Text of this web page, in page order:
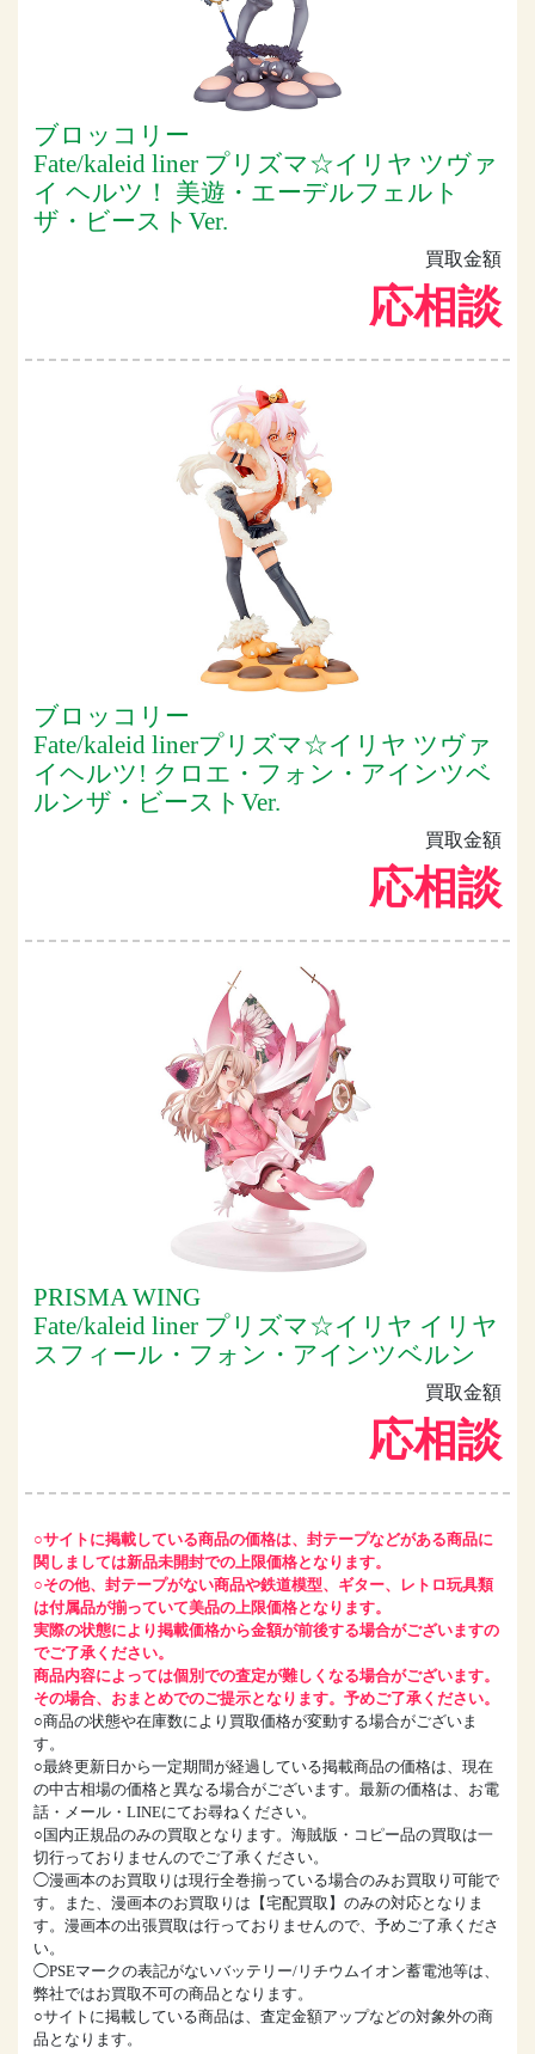
ブロッコリー
Fate/kaleid liner プリズマ☆イリヤ ツヴァ
イ ヘルツ！ 美遊・エーデルフェルト
ザ・ビーストVer.
買取金額
応相談
ブロッコリー
Fate/kaleid linerプリズマ☆イリヤ ツヴァ
イヘルツ! クロエ・フォン・アインツベ
ルンザ・ビーストVer.
買取金額
応相談
PRISMA WING
Fate/kaleid liner プリズマ☆イリヤ イリヤ
スフィール・フォン・アインツベルン
買取金額
応相談
○サイトに掲載している商品の価格は、封テープなどがある商品に
関しましては新品未開封での上限価格となります。
○その他、封テープがない商品や鉄道模型、ギター、レトロ玩具類
は付属品が揃っていて美品の上限価格となります。
実際の状態により掲載価格から金額が前後する場合がございますの
でご了承ください。
商品内容によっては個別での査定が難しくなる場合がございます。
その場合、おまとめでのご提示となります。予めご了承ください。
○商品の状態や在庫数により買取価格が変動する場合がございま
す。
○最終更新日から一定期間が経過している掲載商品の価格は、現在
の中古相場の価格と異なる場合がございます。最新の価格は、お電
話・メール・LINEにてお尋ねください。
○国内正規品のみの買取となります。海賊版・コピー品の買取は一
切行っておりませんのでご了承ください。
◯漫画本のお買取りは現行全巻揃っている場合のみお買取り可能で
す。また、漫画本のお買取りは【宅配買取】のみの対応となりま
す。漫画本の出張買取は行っておりませんので、予めご了承くださ
い。
◯PSEマークの表記がないバッテリー/リチウムイオン蓄電池等は、
弊社ではお買取不可の商品となります。
○サイトに掲載している商品は、査定金額アップなどの対象外の商
品となります。